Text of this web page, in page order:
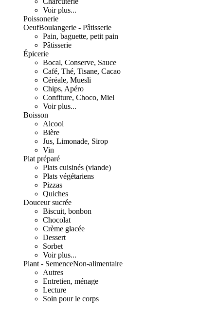
Voir plus...
Poissonerie
OeufBoulangerie - Pâtisserie
Pain, baguette, petit pain
Pâtisserie
Épicerie
Bocal, Conserve, Sauce
Café, Thé, Tisane, Cacao
Céréale, Muesli
Chips, Apéro
Confiture, Choco, Miel
Voir plus...
Boisson
Alcool
Bière
Jus, Limonade, Sirop
Vin
Plat préparé
Plats cuisinés (viande)
Plats végétariens
Pizzas
Quiches
Douceur sucrée
Biscuit, bonbon
Chocolat
Crème glacée
Dessert
Sorbet
Voir plus...
Plant - SemenceNon-alimentaire
Autres
Entretien, ménage
Lecture
Soin pour le corps